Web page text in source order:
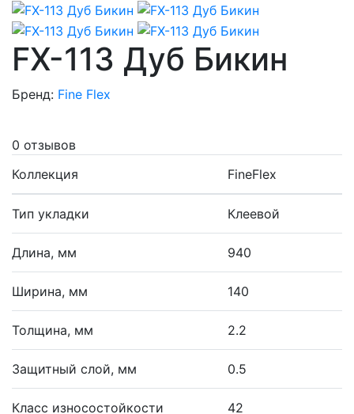
FX-113 Дуб Бикин
Бренд: Fine Flex
0 отзывов
Коллекция
FineFlex
Тип укладки Клеевой
Длина, мм 940
Ширина, мм 140
Толщина, мм 2.2
Защитный слой, мм 0.5
Класс износостойкости 42